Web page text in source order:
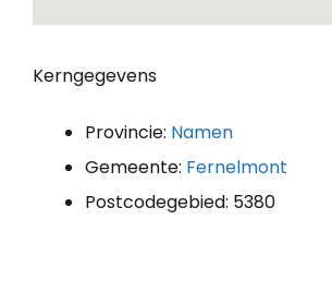
Kerngegevens
Provincie: Namen
Gemeente: Fernelmont
Postcodegebied: 5380